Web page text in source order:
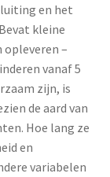
en het
kleine
opleveren –
vanaf 5
zijn, is
de aard van
Hoe lang ze
en
variabelen